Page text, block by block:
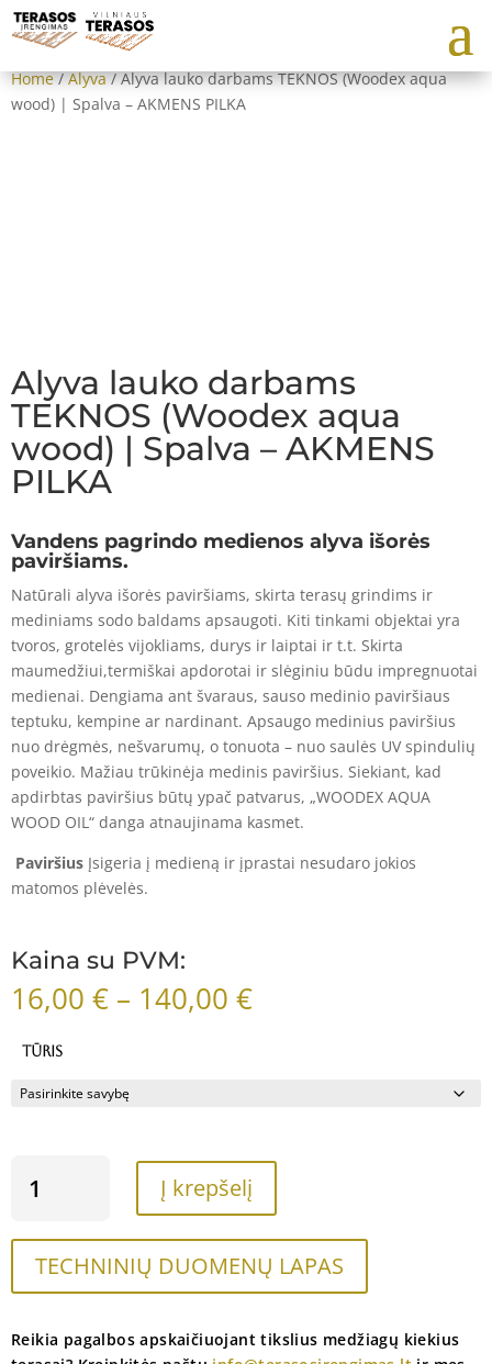
Home/Alyva/ Alyva lauko darbams TEKNOS (Woodex aqua
wood) | Spalva – AKMENS PILKA
Alyva lauko darbams
TEKNOS (Woodex aqua
wood) | Spalva – AKMENS
PILKA
Vandens pagrindo medienos alyva išorės
paviršiams.
Natūrali alyva išorės paviršiams, skirta terasų grindims ir
mediniams sodo baldams apsaugoti. Kiti tinkami objektai yra
tvoros, grotelės vijokliams, durys ir laiptai ir t.t. Skirta
maumedžiui,termiškai apdorotai ir slėginiu būdu impregnuotai
medienai. Dengiama ant švaraus, sauso medinio paviršiaus
teptuku, kempine ar nardinant. Apsaugo medinius paviršius
nuo drėgmės, nešvarumų, o tonuota – nuo saulės UV spindulių
poveikio. Mažiau trūkinėja medinis paviršius. Siekiant, kad
apdirbtas paviršius būtų ypač patvarus, „WOODEX AQUA
WOOD OIL“ danga atnaujinama kasmet.
Paviršius Įsigeria į medieną ir įprastai nesudaro jokios
matomos plėvelės.
Kaina su PVM:
16,00 € – 140,00 €Price
TŪRIS
KIEKIS:
LAUKO
DARBAMS
TEKNOS
AQUA
WOOD)
Į krepšelį
TECHNINIŲ DUOMENŲ LAPAS
Reikia pagalbos apskaičiuojant tikslius medžiagų kiekius